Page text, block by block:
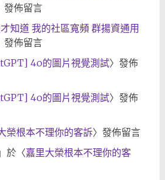
發佈留言
知道 我的社區寬頻 群揚資通用
發佈留言
4o的圖片視覺測試〉發佈
4o的圖片視覺測試〉發佈
榮根本不理你的客訴〉發佈留言
」於〈嘉里大榮根本不理你的客